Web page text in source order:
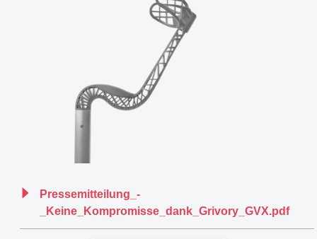
Pressemitteilung_-
_Keine_Kompromisse_dank_Grivory_GVX.pdf